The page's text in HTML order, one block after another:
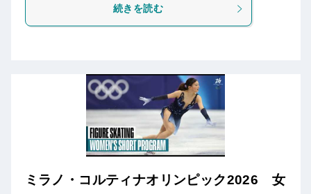
続きを読む
ミラノ・コルティナオリンピック2026 女